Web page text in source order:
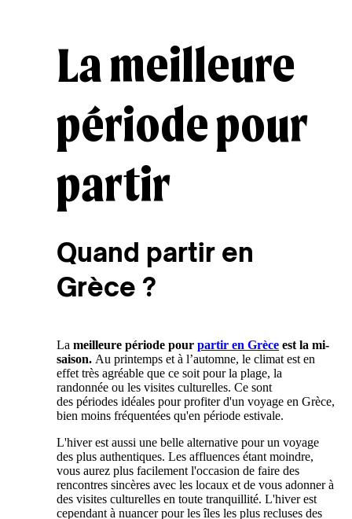
La meilleure
période pour
partir
Quand partir en
Grèce ?
La meilleure période pour partir en Grèceest la mi-
saison.Au printemps et à l’automne, le climat est en
effet très agréable que ce soit pour la plage, la
randonnée ou les visites culturelles. Ce sont
des périodes idéales pour profiter d'un voyage en Grèce,
bien moins fréquentées qu'en période estivale.
L'hiver est aussi une belle alternative pour un voyage
des plus authentiques. Les affluences étant moindre,
vous aurez plus facilement l'occasion de faire des
rencontres sincères avec les locaux et de vous adonner à
des visites culturelles en toute tranquillité. L'hiver est
cependant à nuancer pour les îles les plus recluses des